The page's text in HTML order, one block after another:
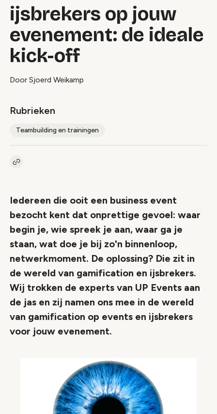
ijsbrekers op jouw
evenement: de ideale
kick-off
Door Sjoerd Weikamp
Rubrieken
Teambuilding en trainingen
Kopieer link naar artikel
Iedereen die ooit een business event
bezocht kent dat onprettige gevoel: waar
begin je, wie spreek je aan, waar ga je
staan, wat doe je bij zo'n binnenloop,
netwerkmoment. De oplossing? Die zit in
de wereld van gamification en ijsbrekers.
Wij trokken de experts van UP Events aan
de jas en zij namen ons mee in de wereld
van gamification op events en ijsbrekers
voor jouw evenement.